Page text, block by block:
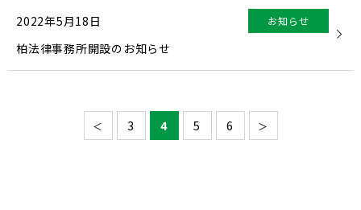
2022年5月18日 お知らせ
柏法律事務所開設のお知らせ
＜ 3 4 5 6 ＞